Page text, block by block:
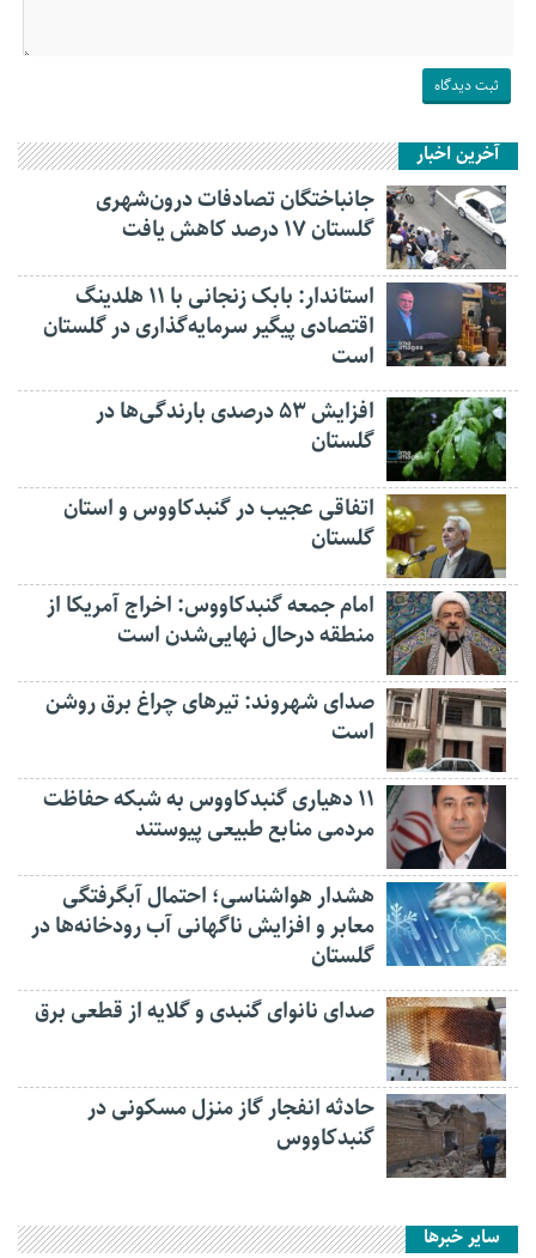
آخرین اخبار
جانباختگان تصادفات درون‌شهری
گلستان ۱۷ درصد کاهش یافت
استاندار: بابک زنجانی با ۱۱ هلدینگ
اقتصادی پیگیر سرمایه‌گذاری در گلستان
است
افزایش ۵۳ درصدی بارندگی‌ها در
گلستان
اتفاقی عجیب در‌ گنبدکاووس و استان
گلستان
امام جمعه گنبدکاووس: اخراج آمریکا از
منطقه درحال نهایی‌شدن است
صدای شهروند: تیرهای چراغ برق روشن
است
۱۱ دهیاری گنبدکاووس به شبکه حفاظت
مردمی منابع طبیعی پیوستند
هشدار هواشناسی؛ احتمال آبگرفتگی
معابر و افزایش ناگهانی آب رودخانه‌ها در
گلستان
صدای نانوای گنبدی و گلایه از قطعی برق
حادثه انفجار گاز منزل مسکونی در
گنبدکاووس
سایر خبرها